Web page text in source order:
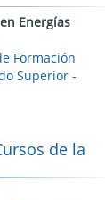
Energías
Formación
Superior -
de la